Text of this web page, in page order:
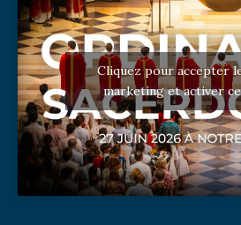
Cliquez pour accepter
marketing et activer